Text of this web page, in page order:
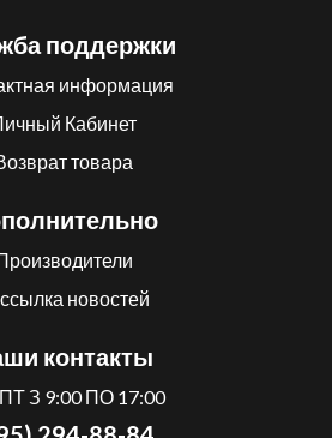
поддержки
информация
Кабинет
товара
новостей
контакты
З 9:00 ПО 17:00